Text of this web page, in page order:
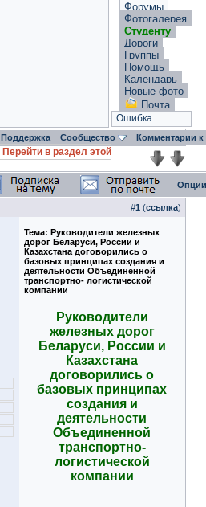
Форумы
Фотогалерея
Студенту
Дороги
Группы
Помощь
Календарь
Новые фото
Почта
Ошибка
Поддержка Сообщество Комментарии
Перейти в раздел этой
#1 (ссылка)
Тема: Руководители железных
дорог Беларуси, России и
Казахстана договорились о
базовых принципах создания и
деятельности Объединенной
транспортно- логистической
компании
Руководители
железных дорог
Беларуси, России и
Казахстана
договорились о
базовых принципах
создания и
деятельности
Объединенной
транспортно-
логистической
компании